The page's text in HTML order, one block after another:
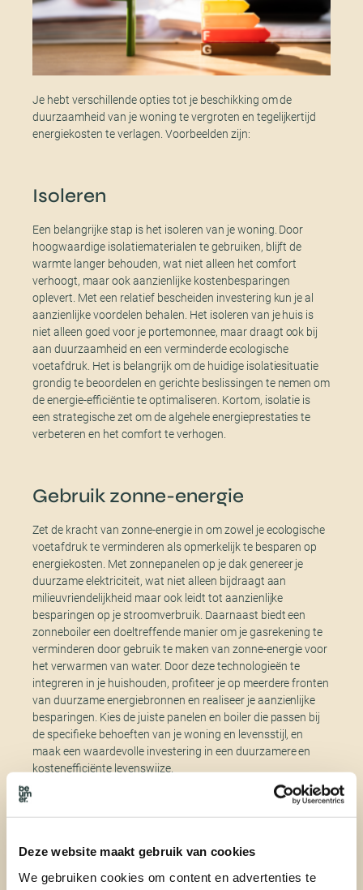
Deze website maakt gebruik van cookies
We gebruiken cookies om content en advertenties te
Je hebt verschillende opties tot je beschikking om de
duurzaamheid van je woning te vergroten en tegelijkertijd
energiekosten te verlagen. Voorbeelden zijn:
Isoleren
Een belangrijke stap is het isoleren van je woning. Door
hoogwaardige isolatiematerialen te gebruiken, blijft de
warmte langer behouden, wat niet alleen het comfort
verhoogt, maar ook aanzienlijke kostenbesparingen
oplevert. Met een relatief bescheiden investering kun je al
aanzienlijke voordelen behalen. Het isoleren van je huis is
niet alleen goed voor je portemonnee, maar draagt ook bij
aan duurzaamheid en een verminderde ecologische
voetafdruk. Het is belangrijk om de huidige isolatiesituatie
grondig te beoordelen en gerichte beslissingen te nemen om
de energie-efficiëntie te optimaliseren. Kortom, isolatie is
een strategische zet om de algehele energieprestaties te
verbeteren en het comfort te verhogen.
Gebruik zonne-energie
Zet de kracht van zonne-energie in om zowel je ecologische
voetafdruk te verminderen als opmerkelijk te besparen op
energiekosten. Met zonnepanelen op je dak genereer je
duurzame elektriciteit, wat niet alleen bijdraagt aan
milieuvriendelijkheid maar ook leidt tot aanzienlijke
besparingen op je stroomverbruik. Daarnaast biedt een
zonneboiler een doeltreffende manier om je gasrekening te
verminderen door gebruik te maken van zonne-energie voor
het verwarmen van water. Door deze technologieën te
integreren in je huishouden, profiteer je op meerdere fronten
van duurzame energiebronnen en realiseer je aanzienlijke
besparingen. Kies de juiste panelen en boiler die passen bij
de specifieke behoeften van je woning en levensstijl, en
maak een waardevolle investering in een duurzamere en
kostenefficiënte levenswijze.
ketel te vervangen met een energiezuinigere versie. Dit